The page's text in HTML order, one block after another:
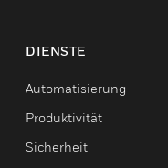
DIENSTE
Automatisierung
Produktivität
Sicherheit